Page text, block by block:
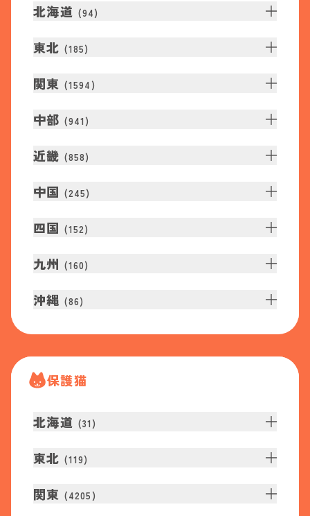
北海道 (94)
東北 (185)
関東 (1594 )
中部 (941 )
近畿 (858)
中国 (245)
四国 (152)
九州 (160)
沖縄 (86)
保護猫
北海道 (31 )
東北 (119)
関東 (4205 )